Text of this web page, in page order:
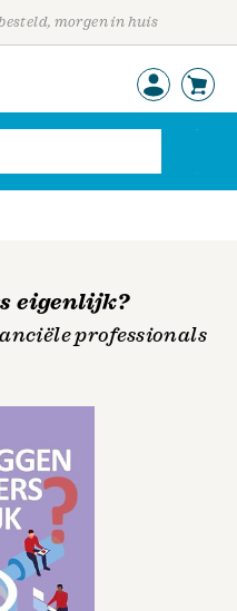
morgen in huis
eigenlijk?
professionals